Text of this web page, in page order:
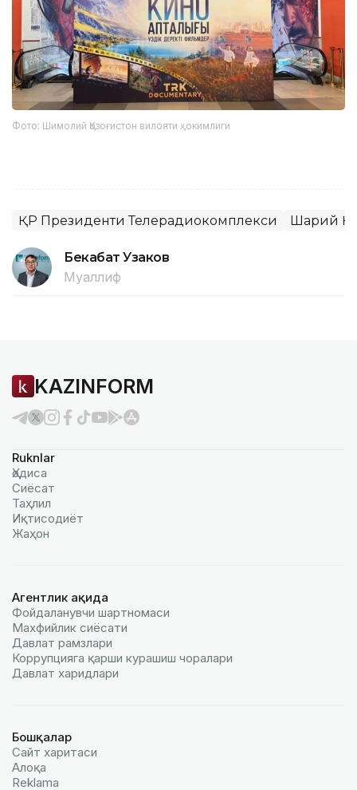
Фото: Шимолий Қозоғистон вилояти ҳокимлиги
ҚР Президенти Телерадиокомплекси Шарқий
Бекабат Узаков
Муаллиф
KAZINFORM
Ruknlar
Ҳодиса
Сиёсат
Таҳлил
Иқтисодиёт
Жаҳон
Агентлик ҳақида
Фойдаланувчи шартномаси
Махфийлик сиёсати
Давлат рамзлари
Коррупцияга қарши курашиш чоралари
Давлат харидлари
Бошқалар
Сайт харитаси
Алоқа
Reklamа